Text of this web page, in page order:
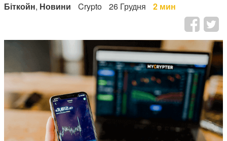
Біткойн, Новини Crypto 26 Грудня 2 мин